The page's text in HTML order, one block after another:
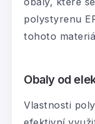
polystyrenu
tohoto
Obaly od
Vlastnosti